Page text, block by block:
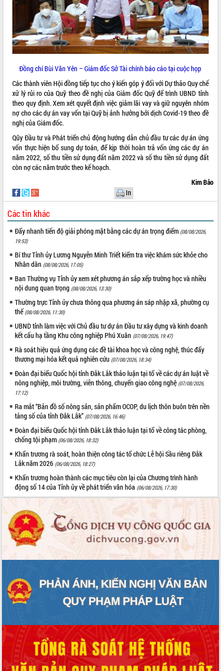
Đồng chí Bùi Văn Yên – Giám đốc Sở Tài chính báo cáo tại cuộc họp
Các thành viên Hội đồng tiếp tục cho ý kiến góp ý đối với Dự thảo Quy chế
xử lý rủi ro của Quỹ theo đề nghị của Giám đốc Quỹ để trình UBND tỉnh
theo quy định. Xem xét quyết định việc giảm lãi vay và giữ nguyên nhóm
nợ cho các dự án vay vốn tại Quỹ bị ảnh hưởng bởi dịch Covid-19 theo đề
nghị của Giám đốc.
Qũy Đầu tư và Phát triển chủ động hướng dẫn chủ đầu tư các dự án ứng
vốn thực hiện bổ sung dự toán, để kịp thời hoàn trả vốn ứng các dự án
năm 2022, số thu tiền sử dụng đất năm 2022 và số thu tiền sử dụng đất
còn nợ các năm trước theo kế hoạch.
Kim Bảo
In
Các tin khác
Đẩy nhanh tiến độ giải phóng mặt bằng các dự án trọng điểm (08/08/2026,
19:53)
Bí thư Tỉnh ủy Lương Nguyễn Minh Triết kiểm tra việc khám sức khỏe cho
Nhân dân (08/08/2026, 17:05)
Ban Thường vụ Tỉnh ủy xem xét phương án sắp xếp trường học và nhiều
nội dung quan trọng (08/08/2026, 13:30)
Thường trực Tỉnh ủy chưa thông qua phương án sáp nhập xã, phường cụ
thể (08/08/2026, 11:30)
UBND tỉnh làm việc với Chủ đầu tư dự án Đầu tư xây dựng và kinh doanh
kết cấu hạ tầng Khu công nghiệp Phú Xuân (07/08/2026, 19:47)
Rà soát hiệu quả ứng dụng các đề tài khoa học và công nghệ, thúc đẩy
thương mại hóa kết quả nghiên cứu (07/08/2026, 18:34)
Đoàn đại biểu Quốc hội tỉnh Đắk Lắk thảo luận tại tổ về các dự án luật về
nông nghiệp, môi trường, viễn thông, chuyển giao công nghệ (07/08/2026,
17:12)
Ra mắt “Bản đồ số nông sản, sản phẩm OCOP, du lịch thôn buôn trên nền
tảng số của tỉnh Đắk Lắk” (07/08/2026, 16:46)
Đoàn đại biểu Quốc hội tỉnh Đắk Lắk thảo luận tại tổ về công tác phòng,
chống tội phạm (06/08/2026, 18:32)
Khẩn trương rà soát, hoàn thiện công tác tổ chức Lễ hội Sầu riêng Đắk
Lắk năm 2026 (06/08/2026, 18:27)
Khẩn trương hoàn thành các mục tiêu còn lại của Chương trình hành
động số 14 của Tỉnh ủy về phát triển văn hóa (06/08/2026, 17:30)